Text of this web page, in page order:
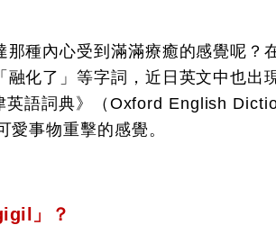
種內心受到滿滿療癒的感覺呢？
融化了」等字詞，近日英文中也出
英語詞典》（Oxford English
事物重擊的感覺。
」？